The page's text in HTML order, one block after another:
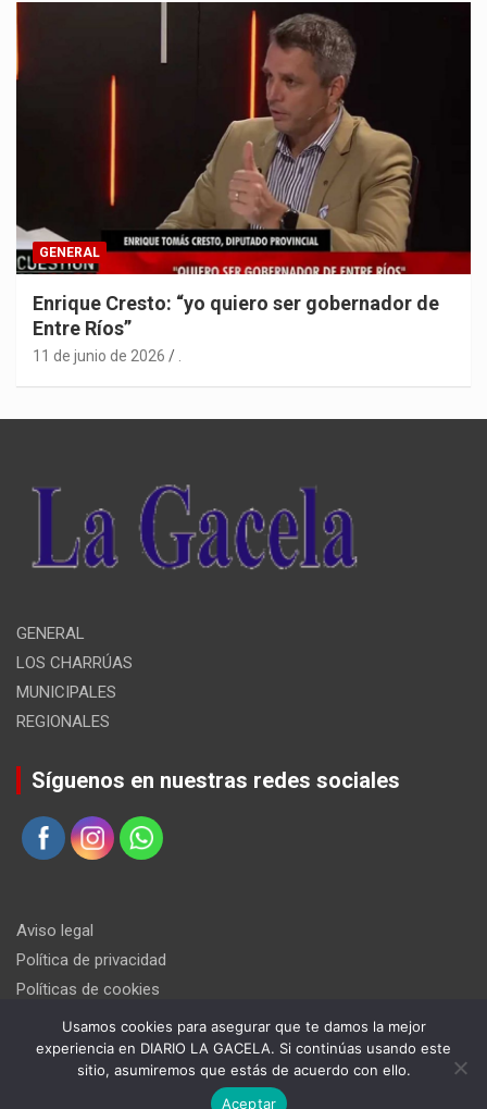
GENERAL
Enrique Cresto: “yo quiero ser gobernador de
Entre Ríos”
11 de junio de 2026 .
GENERAL
LOS CHARRÚAS
MUNICIPALES
REGIONALES
Síguenos en nuestras redes sociales
Aviso legal
Política de privacidad
Políticas de cookies
Usamos cookies para asegurar que te damos la mejor
experiencia en DIARIO LA GACELA. Si continúas usando este
sitio, asumiremos que estás de acuerdo con ello.
Aceptar